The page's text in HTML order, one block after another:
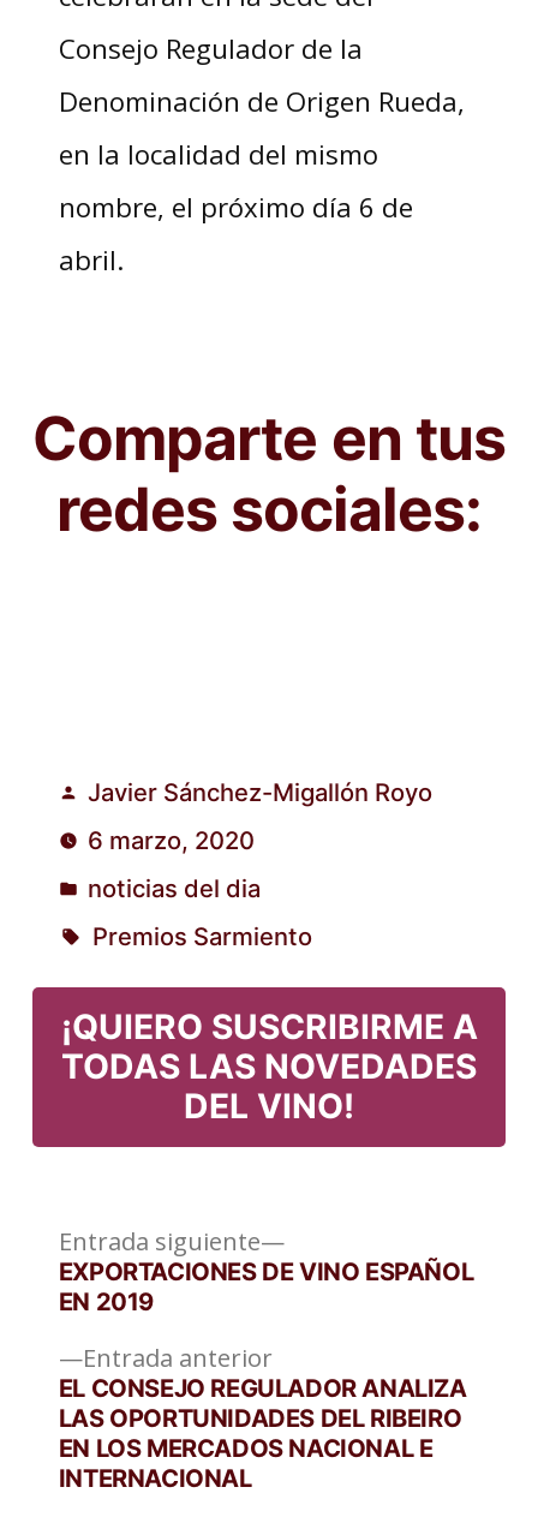
Consejo Regulador de la
Denominación de Origen Rueda,
en la localidad del mismo
nombre, el próximo día 6 de
abril.
Comparte en tus
redes sociales:
Publicado
por
Javier Sánchez-Migallón Royo
6 marzo, 2020
Publicado
en
noticias del dia
Premios Sarmiento
¡QUIERO SUSCRIBIRME A
TODAS LAS NOVEDADES
DEL VINO!
Navegación
de
entradas
Entrada anteriorEntrada
anterior:
EL CONSEJO REGULADOR ANALIZA
LAS OPORTUNIDADES DEL RIBEIRO
EN LOS MERCADOS NACIONAL E
INTERNACIONAL
Entrada siguiente
Entrada
siguiente:
EXPORTACIONES DE VINO ESPAÑOL
EN 2019